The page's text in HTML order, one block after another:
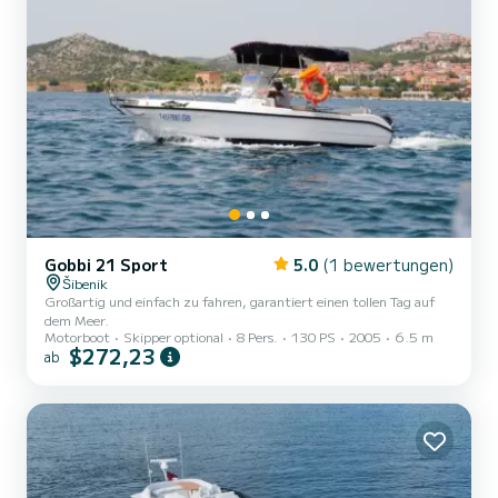
Gobbi 21 Sport 5.0 (1 bewertungen)
Šibenik
Großartig und einfach zu fahren, garantiert einen tollen Tag auf
dem Meer.
Motorboot
Skipper optional 8 Pers. 130 PS 2005 6.5 m
ab $272,23